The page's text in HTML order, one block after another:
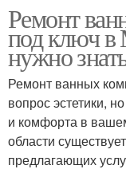
Ремонт
под ключ в
нужно
Ремонт ванных
вопрос эстетики,
и комфорта в
области
предлагающих